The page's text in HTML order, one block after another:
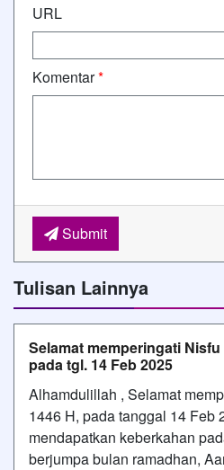
URL
Komentar*
Submit
Tulisan Lainnya
Selamat memperingati
pada tgl. 14 Feb 2025
Alhamdulillah , Selamat
1446 H, pada tanggal 14 Feb
mendapatkan keberkahan
berjumpa bulan ramadhan,